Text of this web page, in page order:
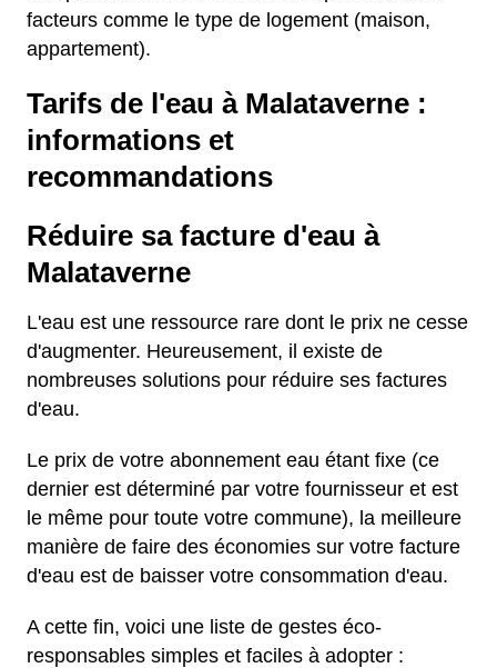
facteurs comme le type de logement (maison,
appartement).
Tarifs de l'eau à Malataverne :
informations et
recommandations
Réduire sa facture d'eau à
Malataverne
L'eau est une ressource rare dont le prix ne cesse
d'augmenter. Heureusement, il existe de
nombreuses solutions pour réduire ses factures
d'eau.
Le prix de votre abonnement eau étant fixe (ce
dernier est déterminé par votre fournisseur et est
le même pour toute votre commune), la meilleure
manière de faire des économies sur votre facture
d'eau est de baisser votre consommation d'eau.
A cette fin, voici une liste de gestes éco-
responsables simples et faciles à adopter :